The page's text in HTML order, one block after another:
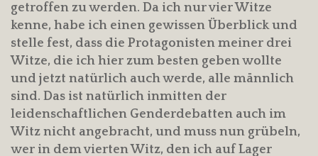
getroffen zu werden. Da ich nur vier Witze
kenne, habe ich einen gewissen Überblick und
stelle fest, dass die Protagonisten meiner drei
Witze, die ich hier zum besten geben wollte
und jetzt natürlich auch werde, alle männlich
sind. Das ist natürlich inmitten der
leidenschaftlichen Genderdebatten auch im
Witz nicht angebracht, und muss nun grübeln,
wer in dem vierten Witz, den ich auf Lager